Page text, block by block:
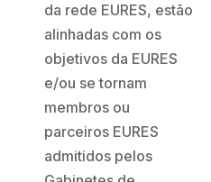
da rede EURES, estão
alinhadas com os
objetivos da EURES
e/ou se tornam
membros ou
parceiros EURES
admitidos pelos